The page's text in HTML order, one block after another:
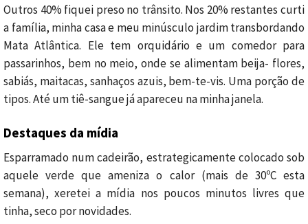
Outros 40% fiquei preso no trânsito. Nos 20% restantes curti
a família, minha casa e meu minúsculo jardim transbordando
Mata Atlântica. Ele tem orquidário e um comedor para
passarinhos, bem no meio, onde se alimentam beija- flores,
sabiás, maitacas, sanhaços azuis, bem-te-vis. Uma porção de
tipos. Até um tiê-sangue já apareceu na minha janela.
Destaques da mídia
Esparramado num cadeirão, estrategicamente colocado sob
aquele verde que ameniza o calor (mais de 30ºC esta
semana), xeretei a mídia nos poucos minutos livres que
tinha, seco por novidades.